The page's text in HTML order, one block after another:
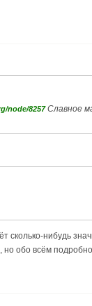
node/8257Славное
сколько-нибудь
но обо всём